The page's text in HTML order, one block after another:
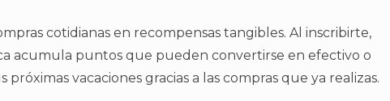
cotidianas en recompensas tangibles. Al inscribirte,
acumula puntos que pueden convertirse en efectivo o
vacaciones gracias a las compras que ya realizas.